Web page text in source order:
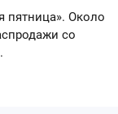
пятница». Около
со